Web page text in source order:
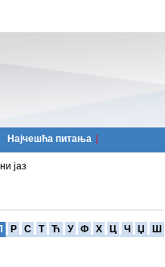
Најчешћa питања
јаз
Р С Т Ћ У Ф Х Ц Ч Џ Ш